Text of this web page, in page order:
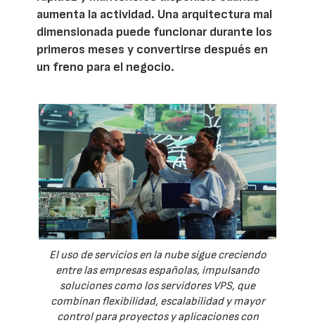
aumenta la actividad. Una arquitectura mal
dimensionada puede funcionar durante los
primeros meses y convertirse después en
un freno para el negocio.
El uso de servicios en la nube sigue creciendo
entre las empresas españolas, impulsando
soluciones como los servidores VPS, que
combinan flexibilidad, escalabilidad y mayor
control para proyectos y aplicaciones con